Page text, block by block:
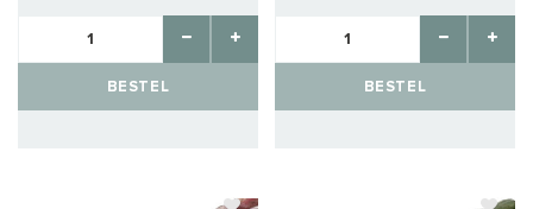
BESTEL BESTEL